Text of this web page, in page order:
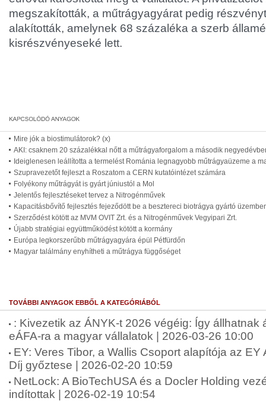
megszakították, a műtrágyagyárat pedig
alakították, amelynek 68 százaléka a szerb
kisrészvényeseké lett.
Mire jók a biostimulátorok? (x)
AKI: csaknem 20 százalékkal nőtt a műtrágyaforgalom a második
Ideiglenesen leállította a termelést Románia legnagyobb műtrágyaüzeme a
Szupravezetőt fejleszt a Roszatom a CERN kutatóintézet számára
Folyékony műtrágyát is gyárt júniustól a Mol
Jelentős fejlesztéseket tervez a Nitrogénművek
Kapacitásbővítő fejlesztés fejeződött be a besztereci biotrágya gyártó
Szerződést kötött az MVM OVIT Zrt. és a Nitrogénművek Vegyipari Zrt.
Újabb stratégiai együttműködést kötött a kormány
Európa legkorszerűbb műtrágyagyára épül Pétfürdőn
Magyar találmány enyhítheti a műtrágya függőséget
TOVÁBBI ANYAGOK EBBŐL A KATEGÓRIÁBÓL
: Kivezetik az ÁNYK-t 2026 végéig: Így állhatnak
eÁFA-ra a magyar vállalatok | 2026-03-26 10:00
EY: Veres Tibor, a Wallis Csoport alapítója az EY
Díj győztese | 2026-02-20 10:59
NetLock: A BioTechUSA és a Docler Holding
indítottak | 2026-02-19 10:54